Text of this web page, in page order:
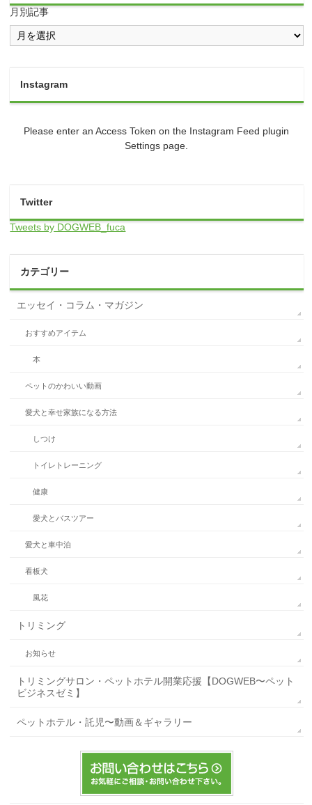
月別記事
Instagram
Please enter an Access Token on the Instagram Feed plugin
Settings page.
Twitter
Tweets by DOGWEB_fuca
カテゴリー
エッセイ・コラム・マガジン
おすすめアイテム
本
ペットのかわいい動画
愛犬と幸せ家族になる方法
しつけ
トイレトレーニング
健康
愛犬とバスツアー
愛犬と車中泊
看板犬
風花
トリミング
お知らせ
トリミングサロン・ペットホテル開業応援【DOGWEB〜ペット
ビジネスゼミ】
ペットホテル・託児〜動画＆ギャラリー